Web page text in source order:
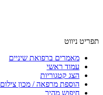
תפריט ניווט
מאמרים ברפואת שיניים
עמוד ראשי
הצג קטגוריות
הוספת מרפאה / מכון צילום
חיפוש מהיר